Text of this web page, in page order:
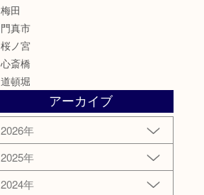
梅田
門真市
桜ノ宮
心斎橋
道頓堀
アーカイブ
2026年
2025年
2024年